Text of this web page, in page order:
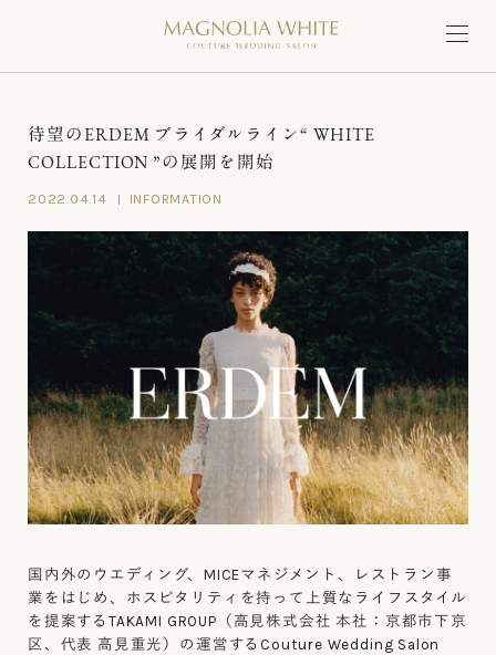
待望のERDEM ブライダルライン“ WHITE
COLLECTION ”の展開を開始
2022.04.14 INFORMATION
国内外のウエディング、MICEマネジメント、レストラン事
業をはじめ、ホスピタリティを持って上質なライフスタイル
を提案するTAKAMI GROUP（高見株式会社 本社：京都市下京
区、代表 高見重光）の運営するCouture Wedding Salon